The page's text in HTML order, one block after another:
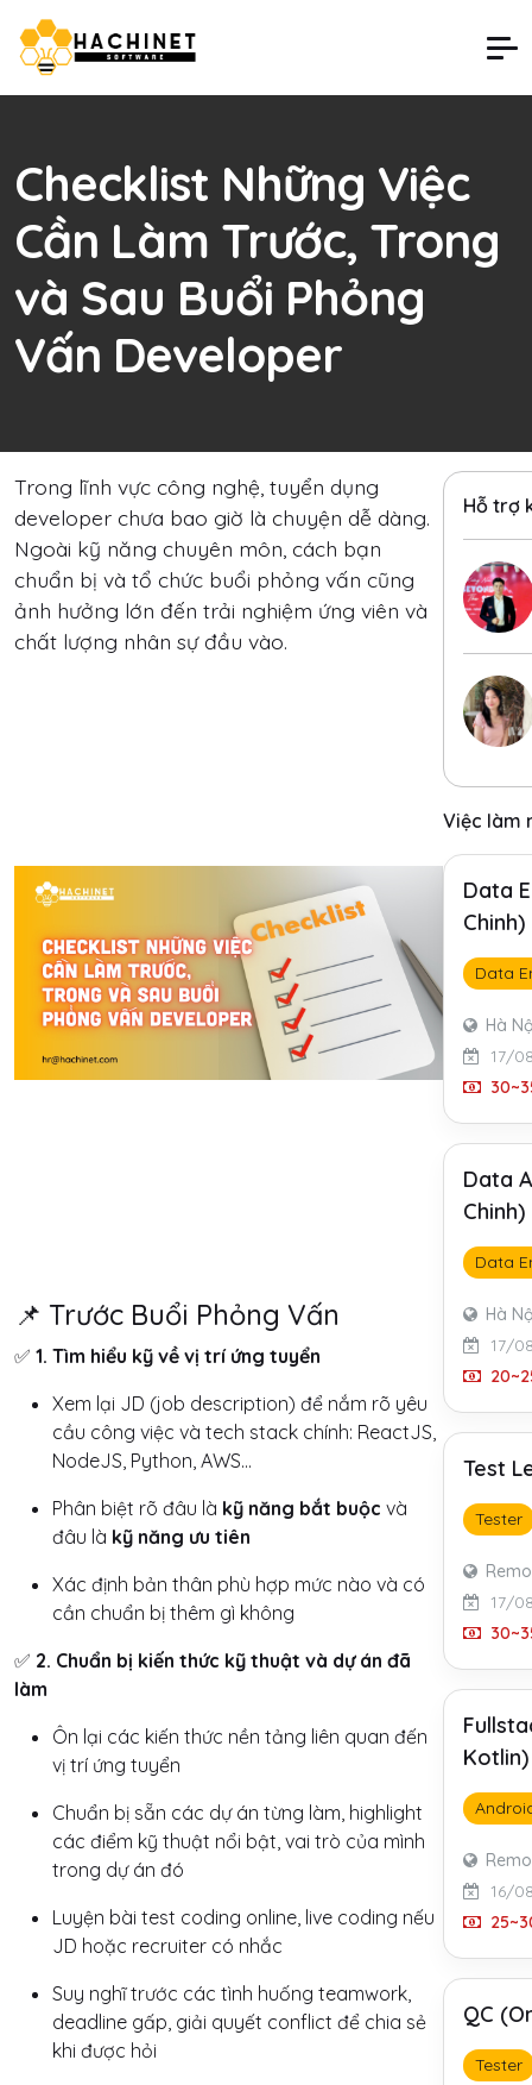
Checklist Những Việc
Cần Làm Trước, Trong
và Sau Buổi Phỏng
Vấn Developer
Trong lĩnh vực công nghệ, tuyển dụng
developer chưa bao giờ là chuyện dễ dàng.
Ngoài kỹ năng chuyên môn, cách bạn
chuẩn bị và tổ chức buổi phỏng vấn cũng
ảnh hưởng lớn đến trải nghiệm ứng viên và
chất lượng nhân sự đầu vào.
📌 Trước Buổi Phỏng Vấn
✅ 1. Tìm hiểu kỹ về vị trí ứng tuyển
Xem lại JD (job description) để nắm rõ yêu
cầu công việc và tech stack chính: ReactJS,
NodeJS, Python, AWS...
Phân biệt rõ đâu là kỹ năng bắt buộc và
đâu là kỹ năng ưu tiên
Xác định bản thân phù hợp mức nào và có
cần chuẩn bị thêm gì không
✅ 2. Chuẩn bị kiến thức kỹ thuật và dự án đã
làm
Ôn lại các kiến thức nền tảng liên quan đến
vị trí ứng tuyển
Chuẩn bị sẵn các dự án từng làm, highlight
các điểm kỹ thuật nổi bật, vai trò của mình
trong dự án đó
Luyện bài test coding online, live coding nếu
JD hoặc recruiter có nhắc
Suy nghĩ trước các tình huống teamwork,
deadline gấp, giải quyết conflict để chia sẻ
khi được hỏi
Hỗ trợ
Việc làm
Data
Chinh)
Data
Hà
17/
Data
Chinh)
Data
Hà
17/
Test
Tester
17/
16/
QC
Tester